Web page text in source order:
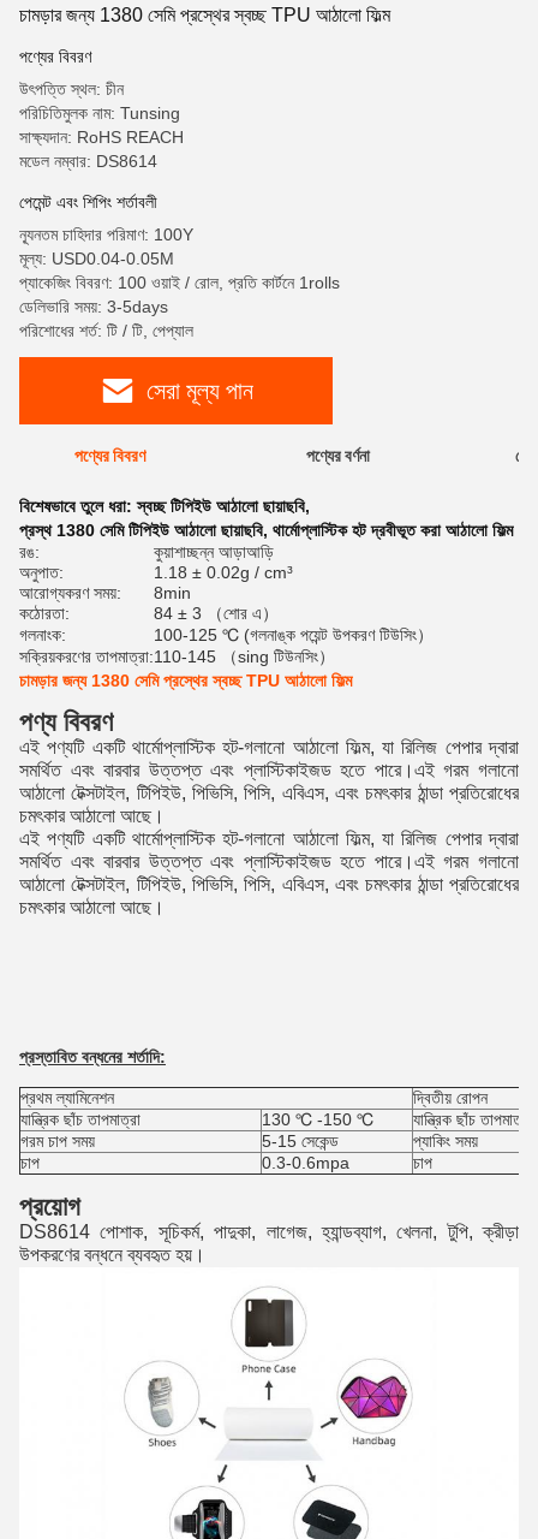
চামড়ার জন্য 1380 সেমি প্রস্থের স্বচ্ছ TPU আঠালো ফিল্ম
পণ্যের বিবরণ
উৎপত্তি স্থল: চীন
পরিচিতিমুলক নাম: Tunsing
সাক্ষ্যদান: RoHS REACH
মডেল নম্বার: DS8614
পেমেন্ট এবং শিপিং শর্তাবলী
ন্যূনতম চাহিদার পরিমাণ: 100Y
মূল্য: USD0.04-0.05M
প্যাকেজিং বিবরণ: 100 ওয়াই / রোল, প্রতি কার্টনে 1rolls
ডেলিভারি সময়: 3-5days
পরিশোধের শর্ত: টি / টি, পেপ্যাল
সেরা মূল্য পান
পণ্যের বিবরণ পণ্যের বর্ণনা
বিশেষভাবে তুলে ধরা:স্বচ্ছ টিপিইউ আঠালো ছায়াছবি,
প্রস্থ 1380 সেমি টিপিইউ আঠালো ছায়াছবি, থার্মোপ্লাস্টিক হট দ্রবীভূত করা আঠালো ফিল্ম
রঙ:
কুয়াশাচ্ছন্ন আড়াআড়ি
অনুপাত:
1.18 ± 0.02g / cm³
আরোগ্যকরণ সময়:
8min
কঠোরতা:
84 ± 3 （শোর এ）
গলনাংক:
100-125 ℃ (গলনাঙ্ক পয়েন্ট উপকরণ টিউসিং）
সক্রিয়করণের তাপমাত্রা:110-145 （sing টিউনসিং）
চামড়ার জন্য 1380 সেমি প্রস্থের স্বচ্ছ TPU আঠালো ফিল্ম
পণ্য বিবরণ
এই পণ্যটি একটি থার্মোপ্লাস্টিক হট-গলানো আঠালো ফিল্ম, যা রিলিজ পেপার দ্বারা
সমর্থিত এবং বারবার উত্তপ্ত এবং প্লাস্টিকাইজড হতে পারে।এই গরম গলানো
আঠালো টেক্সটাইল, টিপিইউ, পিভিসি, পিসি, এবিএস, এবং চমৎকার ঠান্ডা প্রতিরোধের
চমৎকার আঠালো আছে।
এই পণ্যটি একটি থার্মোপ্লাস্টিক হট-গলানো আঠালো ফিল্ম, যা রিলিজ পেপার দ্বারা
সমর্থিত এবং বারবার উত্তপ্ত এবং প্লাস্টিকাইজড হতে পারে।এই গরম গলানো
আঠালো টেক্সটাইল, টিপিইউ, পিভিসি, পিসি, এবিএস, এবং চমৎকার ঠান্ডা প্রতিরোধের
চমৎকার আঠালো আছে।
প্রস্তাবিত বন্ধনের শর্তাদি:
প্রথম ল্যামিনেশন
দ্বিতীয় রোপন
যান্ত্রিক ছাঁচ তাপমাত্রা
130 ℃ -150 ℃
যান্ত্রিক ছাঁচ তাপমাত্রা
গরম চাপ সময়
5-15 সেকেন্ড
প্যাকিং সময়
চাপ
0.3-0.6mpa চাপ
প্রয়োগ
DS8614 পোশাক, সূচিকর্ম, পাদুকা, লাগেজ, হ্যান্ডব্যাগ, খেলনা, টুপি, ক্রীড়া
উপকরণের বন্ধনে ব্যবহৃত হয়।